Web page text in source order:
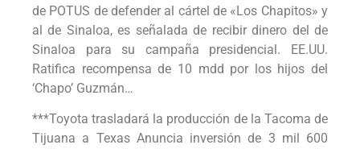
de POTUS de defender al cártel de «Los Chapitos» y
al de Sinaloa, es señalada de recibir dinero del de
Sinaloa para su campaña presidencial. EE.UU.
Ratifica recompensa de 10 mdd por los hijos del
‘Chapo’ Guzmán…
***Toyota trasladará la producción de la Tacoma de
Tijuana a Texas Anuncia inversión de 3 mil 600